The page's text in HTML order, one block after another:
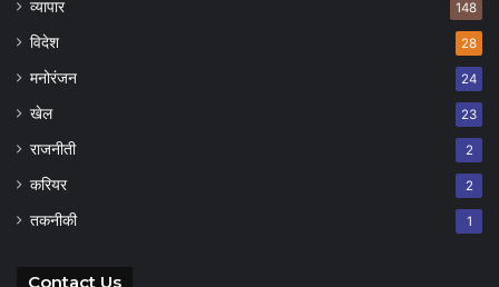
व्यापार 148
विदेश 28
मनोरंजन 24
खेल 23
राजनीती 2
करियर 2
तकनीकी 1
Contact Us